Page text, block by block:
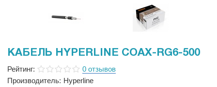
КАБЕЛЬ HYPERLINE COAX-RG6-500
Рейтинг:
0 отзывов
Производитель: Hyperline